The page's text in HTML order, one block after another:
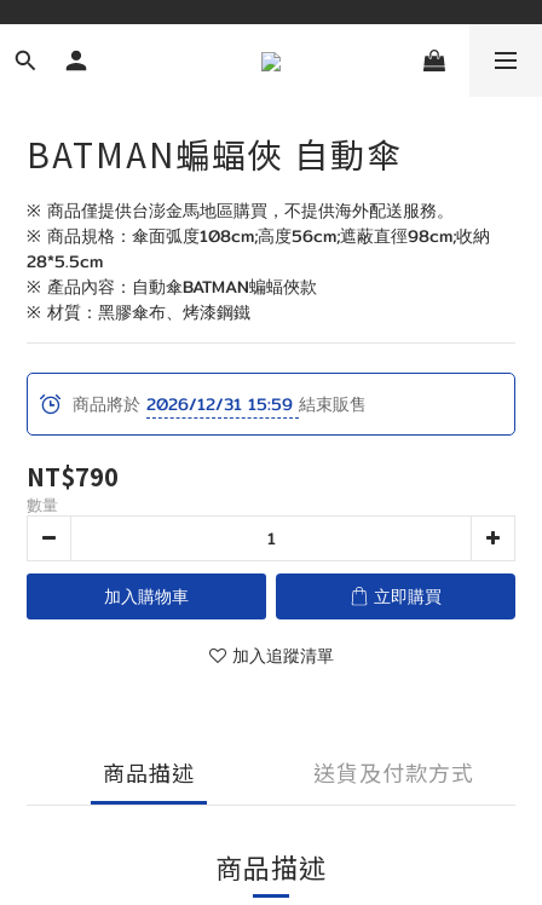
BATMAN蝙蝠俠 自動傘
※ 商品僅提供台澎金馬地區購買，不提供海外配送服務。
※ 商品規格：傘面弧度108cm;高度56cm;遮蔽直徑98cm;收納
28*5.5cm
※ 產品內容：自動傘BATMAN蝙蝠俠款
※ 材質：黑膠傘布、烤漆鋼鐵
商品將於 2026/12/31 15:59 結束販售
NT$790
數量
加入購物車 立即購買
加入追蹤清單
商品描述 送貨及付款方式
商品描述